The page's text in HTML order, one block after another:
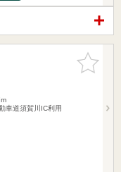
お気に入
りに追加
車道須賀川IC利用